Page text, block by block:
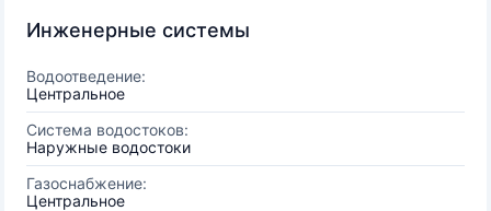
Инженерные системы
Водоотведение:
Центральное
Система водостоков:
Наружные водостоки
Газоснабжение:
Центральное